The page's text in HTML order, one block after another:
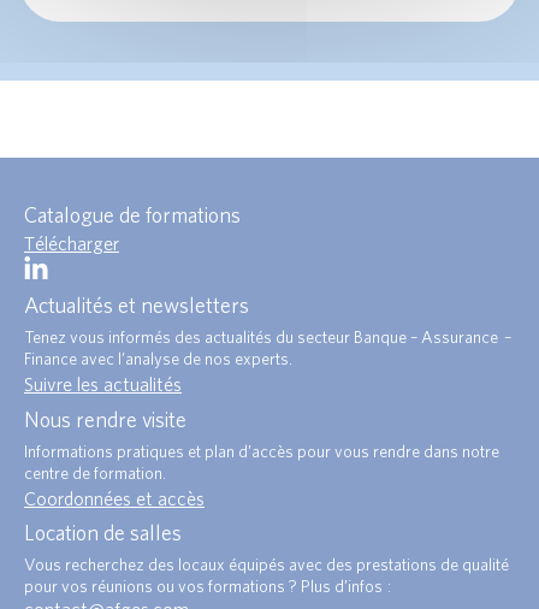
Catalogue de formations
Télécharger
Actualités et newsletters
Tenez vous informés des actualités du secteur Banque – Assurance –
Finance avec l’analyse de nos experts.
Suivre les actualités
Nous rendre visite
Informations pratiques et plan d’accès pour vous rendre dans notre
centre de formation.
Coordonnées et accès
Location de salles
Vous recherchez des locaux équipés avec des prestations de qualité
pour vos réunions ou vos formations ? Plus d’infos :